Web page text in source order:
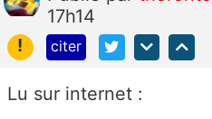
17h14
!
citer
Lu sur internet :